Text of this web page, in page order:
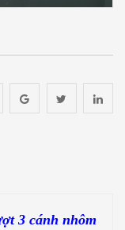
3 cánh nhôm